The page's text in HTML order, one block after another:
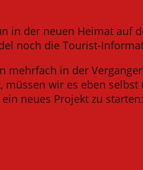
in der neuen Heimat auf
noch die Tourist-
mehrfach in der
müssen wir es eben selbst
ein neues Projekt zu